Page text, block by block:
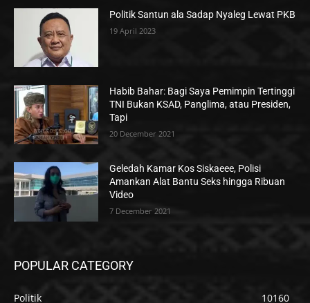
Politik Santun ala Sadap Nyaleg Lewat PKB
19 April 2023
Habib Bahar: Bagi Saya Pemimpin Tertinggi
TNI Bukan KSAD, Panglima, atau Presiden,
Tapi
20 December 2021
Geledah Kamar Kos Siskaeee, Polisi
Amankan Alat Bantu Seks hingga Ribuan
Video
7 December 2021
POPULAR CATEGORY
Politik
10160